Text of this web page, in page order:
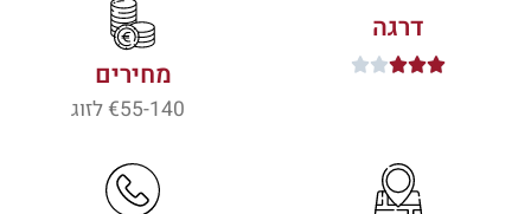
דרגה




 מחירים
55-140€ לזוג